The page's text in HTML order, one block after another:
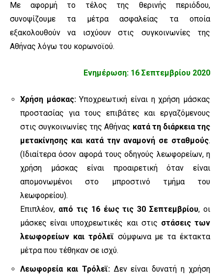
Με αφορμή το τέλος της θερινής περιόδου,
συνοψίζουμε τα μέτρα ασφαλείας τα οποία
εξακολουθούν να ισχύουν στις συγκοινωνίες της
Αθήνας λόγω του κορωνοϊού.
Ενημέρωση: 16 Σεπτεμβρίου 2020
Χρήση μάσκας:Υποχρεωτική είναι η χρήση μάσκας
προστασίας για τους επιβάτες και εργαζόμενους
στις συγκοινωνίες της Αθήνας κατά τη διάρκεια της
μετακίνησης και κατά την αναμονή σε σταθμούς.
(Ιδιαίτερα όσον αφορά τους οδηγούς λεωφορείων, η
χρήση μάσκας είναι προαιρετική όταν είναι
απομονωμένοι στο μπροστινό τμήμα του
λεωφορείου).
Επιπλέον, από τις 16 έως τις 30 Σεπτεμβρίου, οι
μάσκες είναι υποχρεωτικές και στις στάσεις των
λεωφορείων και τρόλεϊ σύμφωνα με τα έκτακτα
μέτρα που τέθηκαν σε ισχύ.
Λεωφορεία και Τρόλεϊ:Δεν είναι δυνατή η χρήση